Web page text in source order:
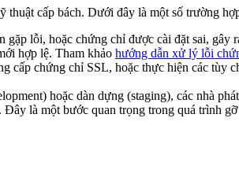
cấp bách. Dưới đây là một số trường
lỗi, hoặc chứng chỉ được cài đặt sai,
hợp lệ. Tham khảo hướng dẫn xử lý lỗi
cấp chứng chỉ SSL, hoặc thực hiện các tùy
hoặc dàn dựng (staging), các nhà
là một bước quan trọng trong quá trình